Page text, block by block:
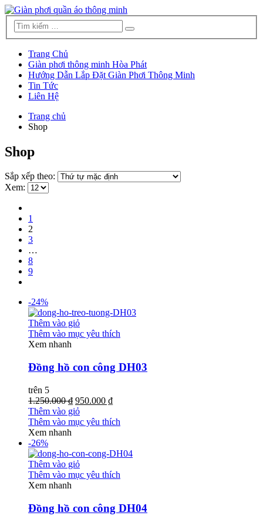
Trang Chủ
Giàn phơi thông minh Hòa Phát
Hướng Dẫn Lắp Đặt Giàn Phơi Thông Minh
Tin Tức
Liên Hệ
Trang chủ
Shop
Shop
Sắp xếp theo:
Xem:
1
2
3
…
8
9
-24%
Thêm vào giỏ
Thêm vào mục yêu thích
Xem nhanh
Đồng hồ con công DH03
trên 5
1.250.000 ₫ 950.000 ₫
Thêm vào giỏ
Thêm vào mục yêu thích
Xem nhanh
-26%
Thêm vào giỏ
Thêm vào mục yêu thích
Xem nhanh
Đồng hồ con công DH04